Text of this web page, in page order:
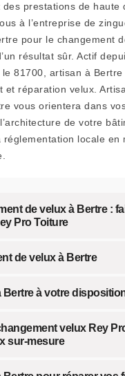
des prestations de haute
à l’entreprise de
pour le changement
résultat sûr. Actif
81700, artisan à
et réparation velux.
vous orientera dans
de votre
réglementation locale en
de velux à Bertre :
Pro Toiture
de velux à Bertre
Bertre à votre
velux Rey
sur-mesure